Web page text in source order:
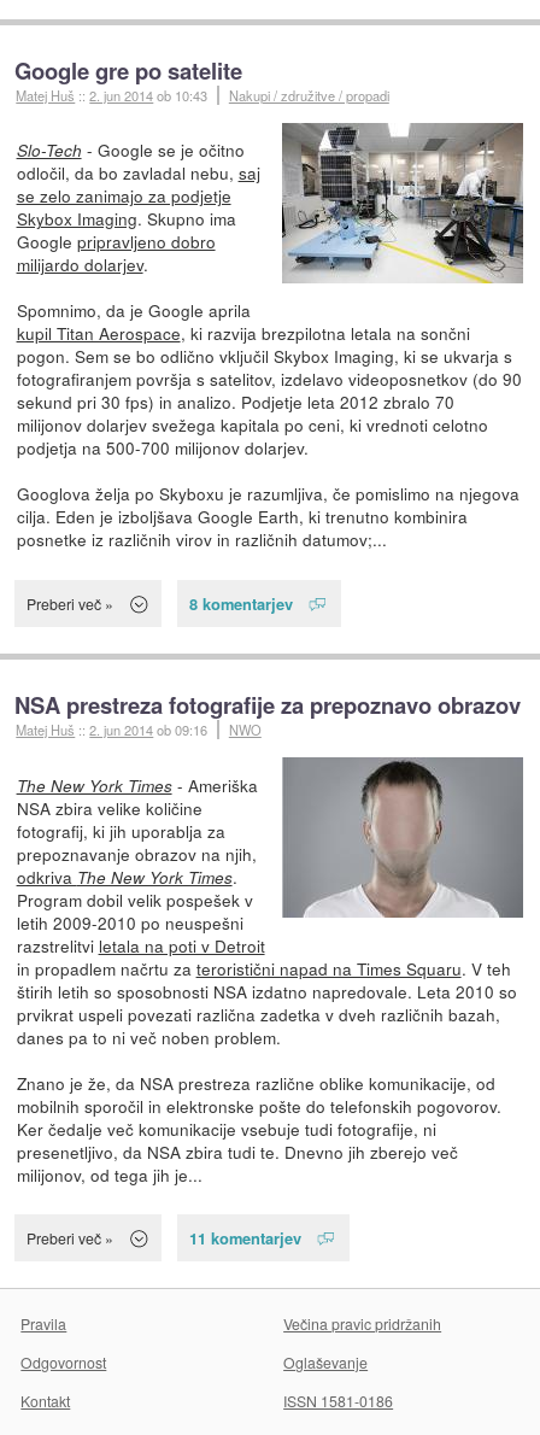
Google gre po satelite
Matej Huš ::2. jun 2014ob 10:43 Nakupi / združitve / propadi
Slo-Tech - Google se je očitno
odločil, da bo zavladal nebu, saj
se zelo zanimajo za podjetje
Skybox Imaging. Skupno ima
Google pripravljeno dobro
milijardo dolarjev.
Spomnimo, da je Google aprila
kupil Titan Aerospace, ki razvija brezpilotna letala na sončni
pogon. Sem se bo odlično vključil Skybox Imaging, ki se ukvarja s
fotografiranjem površja s satelitov, izdelavo videoposnetkov (do 90
sekund pri 30 fps) in analizo. Podjetje leta 2012 zbralo 70
milijonov dolarjev svežega kapitala po ceni, ki vrednoti celotno
podjetja na 500-700 milijonov dolarjev.
Googlova želja po Skyboxu je razumljiva, če pomislimo na njegova
cilja. Eden je izboljšava Google Earth, ki trenutno kombinira
posnetke iz različnih virov in različnih datumov;...
Preberi več » 8 komentarjev
NSA prestreza fotografije za prepoznavo obrazov
Matej Huš ::2. jun 2014ob 09:16 NWO
The New York Times- Ameriška
NSA zbira velike količine
fotografij, ki jih uporablja za
prepoznavanje obrazov na njih,
odkriva The New York Times.
Program dobil velik pospešek v
letih 2009-2010 po neuspešni
razstrelitvi letala na poti v Detroit
in propadlem načrtu za teroristični napad na Times Squaru. V teh
štirih letih so sposobnosti NSA izdatno napredovale. Leta 2010 so
prvikrat uspeli povezati različna zadetka v dveh različnih bazah,
danes pa to ni več noben problem.
Znano je že, da NSA prestreza različne oblike komunikacije, od
mobilnih sporočil in elektronske pošte do telefonskih pogovorov.
Ker čedalje več komunikacije vsebuje tudi fotografije, ni
presenetljivo, da NSA zbira tudi te. Dnevno jih zberejo več
milijonov, od tega jih je...
Preberi več » 11 komentarjev
Pravila
Večina pravic pridržanih
Odgovornost
Oglaševanje
Kontakt
ISSN 1581-0186